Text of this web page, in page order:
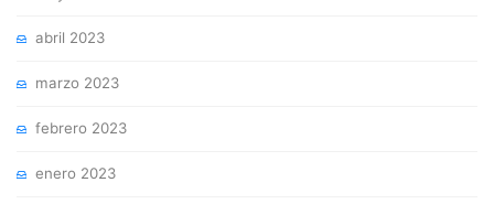
abril 2023
marzo 2023
febrero 2023
enero 2023